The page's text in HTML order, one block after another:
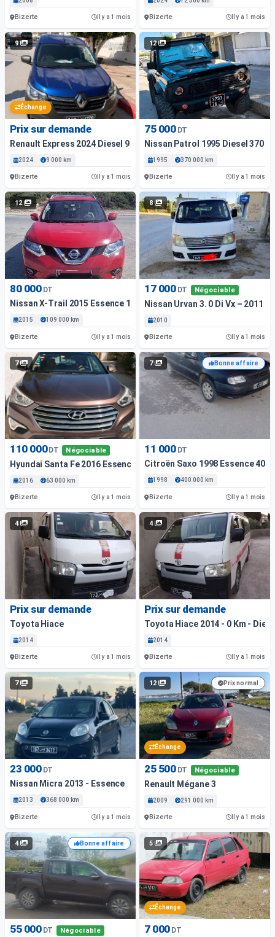
Bizerte Il y a 1 mois Bizerte Il y a 1 mois
9
Échange
Prix sur demande
Renault Express 2024 Diesel 9 000 Km Bizerte
2024 9 000 km
Bizerte Il y a 1 mois
12
75 000 DT
Nissan Patrol 1995 Diesel 370
1995 370 000 km
Bizerte Il y a 1 mois
12
80 000 DT
Nissan X-Trail 2015 Essence 109 000 Km Bizerte
2015 109 000 km
Bizerte Il y a 1 mois
8
17 000 DT Négociable
Nissan Urvan 3. 0 Di Vx – 2011
2010
Bizerte Il y a 1 mois
7
110 000DT Négociable
Hyundai Santa Fe 2016 Essence 63 000 Km Bizerte
2016 63 000 km
Bizerte Il y a 1 mois
7 Bonne affaire
11 000 DT
Citroën Saxo 1998 Essence 400
1998 400 000 km
Bizerte Il y a 1 mois
4
Prix sur demande
Toyota Hiace
2014
Bizerte Il y a 1 mois
4
Prix sur demande
Toyota Hiace 2014 - 0 Km -
2014
Bizerte Il y a 1 mois
7
23 000 DT
Nissan Micra 2013 - Essence
2013 368 000 km
Bizerte Il y a 1 mois
12
Échange
Prix normal
25 500 DT Négociable
Renault Mégane 3
2009 291 000 km
Bizerte Il y a 1 mois
4 Bonne affaire
55 000 DT Négociable
5
Échange
7 000 DT